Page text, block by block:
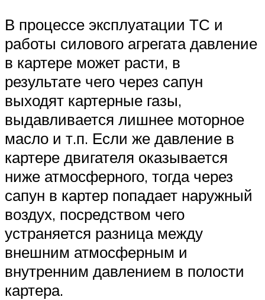
В процессе эксплуатации ТС и
работы силового агрегата давление
в картере может расти, в
результате чего через сапун
выходят картерные газы,
выдавливается лишнее моторное
масло и т.п. Если же давление в
картере двигателя оказывается
ниже атмосферного, тогда через
сапун в картер попадает наружный
воздух, посредством чего
устраняется разница между
внешним атмосферным и
внутренним давлением в полости
картера.